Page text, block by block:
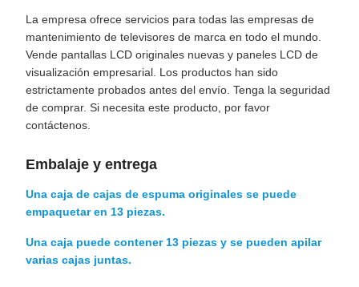
La empresa ofrece servicios para todas las empresas de
mantenimiento de televisores de marca en todo el mundo.
Vende pantallas LCD originales nuevas y paneles LCD de
visualización empresarial. Los productos han sido
estrictamente probados antes del envío. Tenga la seguridad
de comprar. Si necesita este producto, por favor
contáctenos.
Embalaje y entrega
Una caja de cajas de espuma originales se puede
empaquetar en 13 piezas.
Una caja puede contener 13 piezas y se pueden apilar
varias cajas juntas.